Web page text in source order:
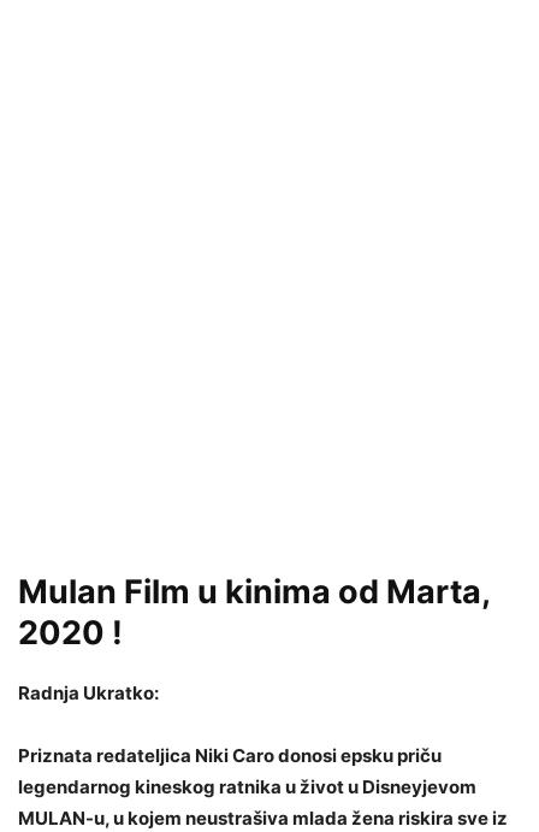
Mulan Film u kinima od Marta,
2020 !
Radnja Ukratko:
Priznata redateljica Niki Caro donosi epsku priču
legendarnog kineskog ratnika u život u Disneyjevom
MULAN-u, u kojem neustrašiva mlada žena riskira sve iz